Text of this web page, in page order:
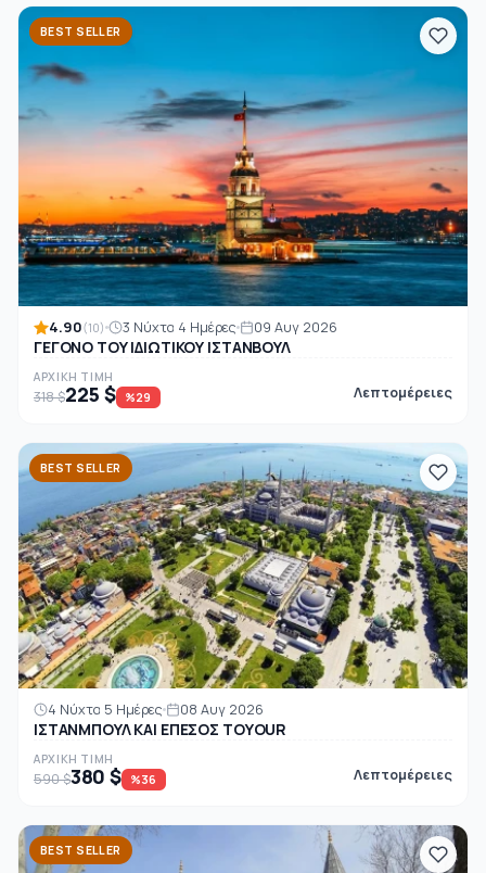
BEST SELLER
4.90(10) 3 Νύχτα 4 Ημέρες 09 Αυγ 2026
ΓΕΓΟΝΟ ΤΟΥ ΙΔΙΩΤΙΚΟΥ ΙΣΤΑΝΒΟΥΛ
ΑΡΧΙΚΉ ΤΙΜΉ
318 $225 $ %29 Λεπτομέρειες
BEST SELLER
4 Νύχτα 5 Ημέρες 08 Αυγ 2026
ΙΣΤΑΝΜΠΟΥΛ ΚΑΙ ΕΠΕΣΟΣ ΤΟΥOUR
ΑΡΧΙΚΉ ΤΙΜΉ
590 $380 $ %36 Λεπτομέρειες
BEST SELLER